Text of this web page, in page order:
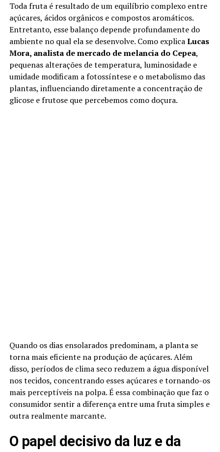
Toda fruta é resultado de um equilíbrio complexo entre
açúcares, ácidos orgânicos e compostos aromáticos.
Entretanto, esse balanço depende profundamente do
ambiente no qual ela se desenvolve. Como explicaLucas
Mora, analista de mercado de melancia do Cepea,
pequenas alterações de temperatura, luminosidade e
umidade modificam a fotossíntese e o metabolismo das
plantas, influenciando diretamente a concentração de
glicose e frutose que percebemos como doçura.
Quando os dias ensolarados predominam, a planta se
torna mais eficiente na produção de açúcares. Além
disso, períodos de clima seco reduzem a água disponível
nos tecidos, concentrando esses açúcares e tornando-os
mais perceptíveis na polpa. É essa combinação que faz o
consumidor sentir a diferença entre uma fruta simples e
outra realmente marcante.
O papel decisivo da luz e da